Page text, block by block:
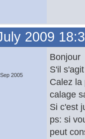
2009
2005
Bonjour
S'il
Calez la
calage
Si c'est
ps: si
peut